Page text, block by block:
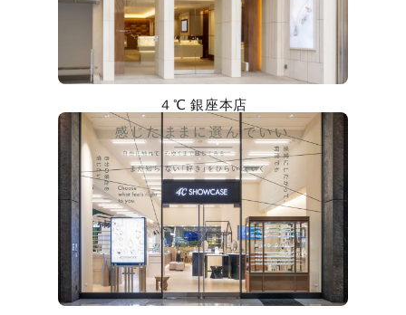
ファッションテイスト
着用シーン
４℃ 銀座本店